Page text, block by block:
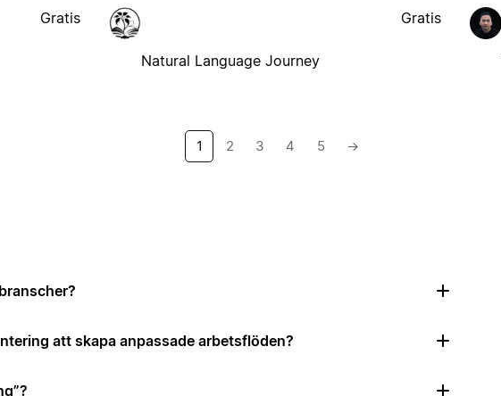
Gratis
Natural Language Journey
Gratis
1 2 3 4 5 →
att skapa anpassade arbetsflöden?